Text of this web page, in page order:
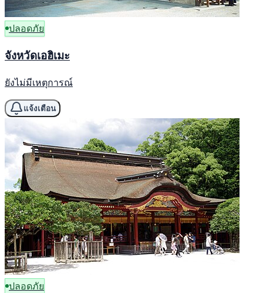
ปลอดภัย
จังหวัดเอฮิเมะ
ยังไม่มีเหตุการณ์
แจ้งเตือน
ปลอดภัย